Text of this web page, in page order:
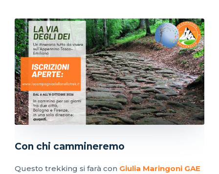
Con chi cammineremo
Questo trekking si farà con Giulia Maringoni GAE